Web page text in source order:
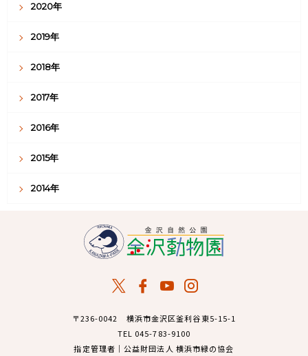
2020年
2019年
2018年
2017年
2016年
2015年
2014年
〒236-0042 横浜市金沢区釜利谷東5-15-1
TEL 045-783-9100
指定管理者｜公益財団法人 横浜市緑の協会